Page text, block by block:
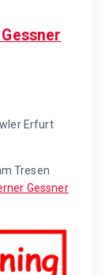
Erfurt
Tresen
Gessner